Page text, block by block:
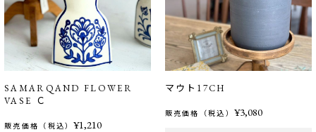
SAMARQAND FLOWER
VASE Ｃ
販売価格（税込）¥1,210
マウト17CH
販売価格（税込） ¥3,080